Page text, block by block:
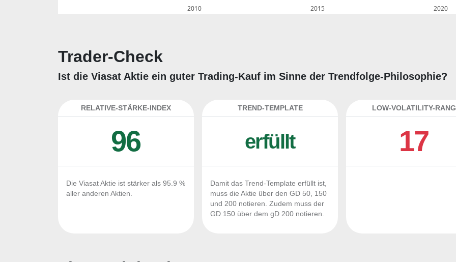
2010 2015 2020
Trader-Check
Ist die Viasat Aktie ein guter Trading-Kauf im Sinne der Trendfolge-Philosophie?
RELATIVE-STÄRKE-INDEX
96
Die Viasat Aktie ist stärker als 95.9 %
aller anderen Aktien.
TREND-TEMPLATE
erfüllt
Damit das Trend-Template erfüllt ist,
muss die Aktie über den GD 50, 150
und 200 notieren. Zudem muss der
GD 150 über dem gD 200 notieren.
LOW-VOLATILITY-RANG
17